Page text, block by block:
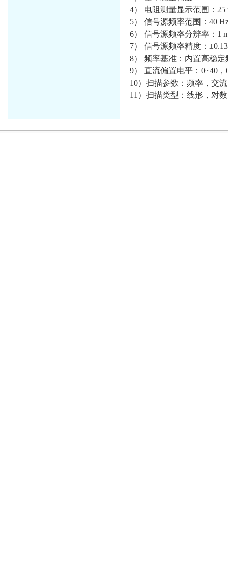
4） 电阻测量显示范围：
5） 信号源频率范围：40
6） 信号源频率分辨率：1
7） 信号源频率精度：
8） 频率基准：内置高稳定
9） 直流偏置电平：0~40，
10）扫描参数：频率，交
11）扫描类型：线形，对